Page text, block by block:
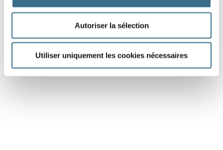
Autoriser la sélection
Utiliser uniquement les cookies nécessaires
Dessin Fotolia © GraphicsRF